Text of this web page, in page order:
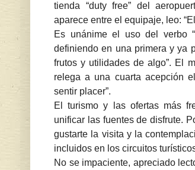
tienda “duty free” del
aparece entre el equipaje, leo:
Es unánime el uso del verbo
definiendo en una primera y ya
frutos y utilidades de algo”. El
relega a una cuarta acepción
sentir placer”.
El turismo y las ofertas más
unificar las fuentes de disfrute.
gustarte la visita y la
incluidos en los circuitos
No se impaciente, apreciado